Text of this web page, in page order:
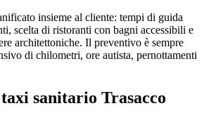
insieme al cliente: tempi di guida
scelta di ristoranti con bagni accessibili e
architettoniche. Il preventivo è sempre
di chilometri, ore autista, pernottamenti
sanitario Trasacco